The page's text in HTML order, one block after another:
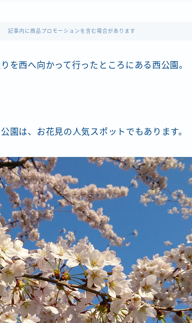
記事内に商品プロモーションを含む場合があります
を西へ向かって行ったところにある西公園。
園は、お花見の人気スポットでもあります。